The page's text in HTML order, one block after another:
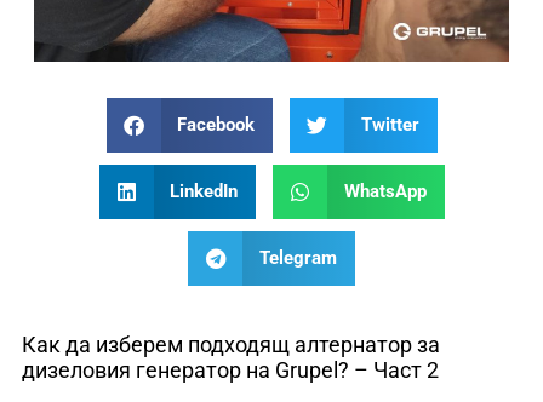
Facebook Twitter
LinkedIn WhatsApp
Telegram
Как да изберем подходящ алтернатор за
дизеловия генератор на Grupel? – Част 2